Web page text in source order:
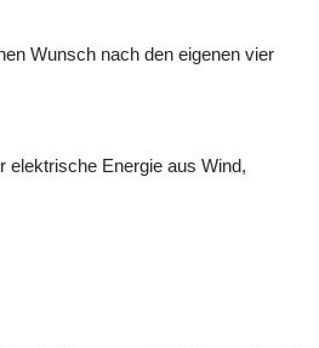
Wunsch nach den eigenen vier
elektrische Energie aus Wind,